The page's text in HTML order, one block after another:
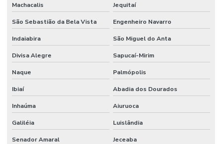
Machacalis Jequitaí
São Sebastião da Bela Vista Engenheiro Navarro
Indaiabira São Miguel do Anta
Divisa Alegre Sapucaí-Mirim
Naque Palmópolis
Ibiaí Abadia dos Dourados
Inhaúma Aiuruoca
Galiléia Luislândia
Senador Amaral Jeceaba